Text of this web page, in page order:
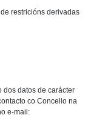
restricións derivadas
dos datos de carácter
co Concello na
e-mail: